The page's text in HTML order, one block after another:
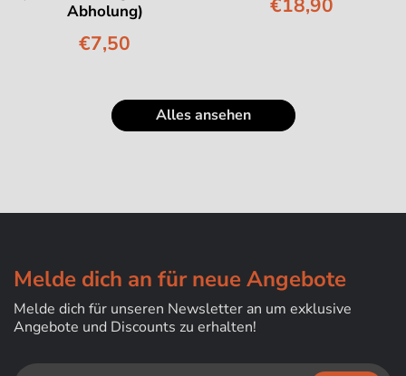
Abholung)
€7,50
€18,90
Alles ansehen
Melde dich an für neue Angebote
Melde dich für unseren Newsletter an um exklusive
Angebote und Discounts zu erhalten!